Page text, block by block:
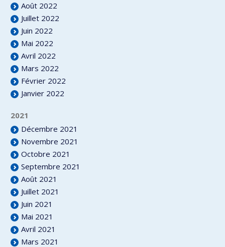
Août 2022
Juillet 2022
Juin 2022
Mai 2022
Avril 2022
Mars 2022
Février 2022
Janvier 2022
2021
Décembre 2021
Novembre 2021
Octobre 2021
Septembre 2021
Août 2021
Juillet 2021
Juin 2021
Mai 2021
Avril 2021
Mars 2021